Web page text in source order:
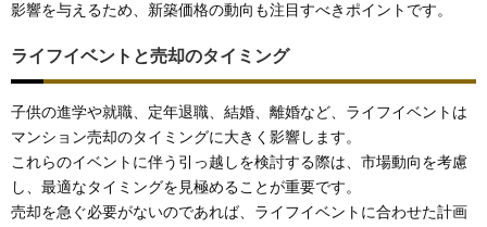
影響を与えるため、新築価格の動向も注目すべきポイントです。
ライフイベントと売却のタイミング
子供の進学や就職、定年退職、結婚、離婚など、ライフイベントは
マンション売却のタイミングに大きく影響します。
これらのイベントに伴う引っ越しを検討する際は、市場動向を考慮
し、最適なタイミングを見極めることが重要です。
売却を急ぐ必要がないのであれば、ライフイベントに合わせた計画